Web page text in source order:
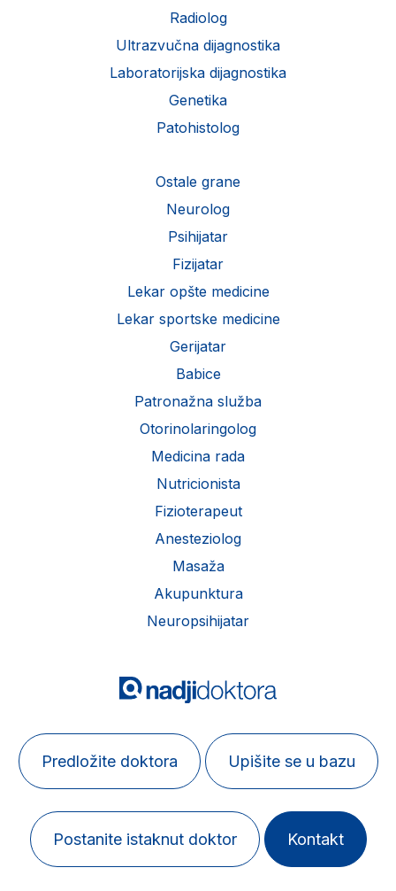
Radiolog
Ultrazvučna dijagnostika
Laboratorijska dijagnostika
Genetika
Patohistolog
Ostale grane
Neurolog
Psihijatar
Fizijatar
Lekar opšte medicine
Lekar sportske medicine
Gerijatar
Babice
Patronažna služba
Otorinolaringolog
Medicina rada
Nutricionista
Fizioterapeut
Anesteziolog
Masaža
Akupunktura
Neuropsihijatar
Predložite doktora Upišite se u bazu
Postanite istaknut doktor Kontakt